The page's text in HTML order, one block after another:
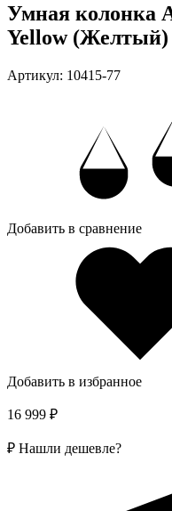
Умная колонка
Yellow (Желтый)
Артикул: 10415-77
Добавить в сравнение
Добавить в избранное
16 999 ₽
₽ Нашли дешевле?